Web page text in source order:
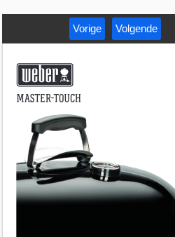
Vorige Volgende